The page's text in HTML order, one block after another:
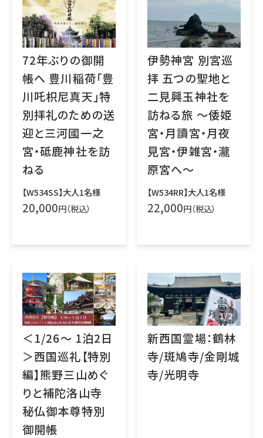
72年ぶりの御開
帳へ 豊川稲荷「豊
川吒枳尼真天」特
別拝礼のための送
迎と三河國一之
宮・砥鹿神社を訪
ねる
【W534SS】大人1名様
20,000円（税込）
伊勢神宮 別宮巡
拝 五つの聖地と
二見興玉神社を
訪ねる旅 ～倭姫
宮・月讀宮・月夜
見宮・伊雑宮・瀧
原宮へ～
【W534RR】大人1名様
22,000円（税込）
＜1/26～ 1泊2日
＞西国巡礼【特別
編】熊野三山めぐ
りと補陀洛山寺
秘仏御本尊特別
御開帳
1/2
新西国霊場：鶴林
寺/斑鳩寺/金剛城
寺/光明寺